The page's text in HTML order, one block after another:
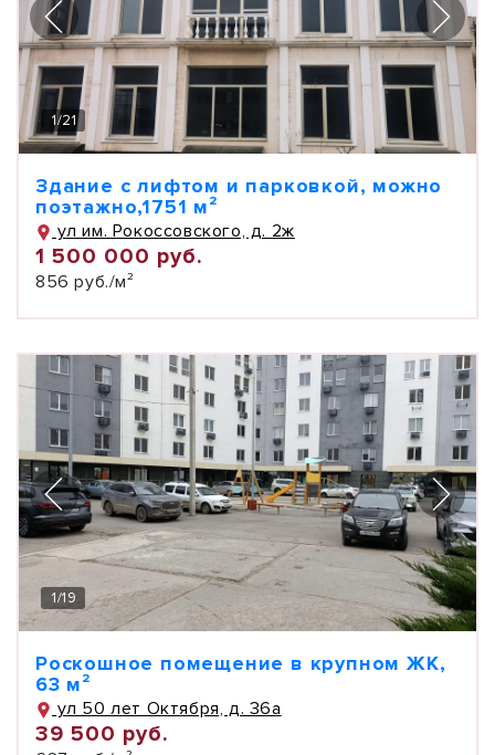
1/21
Здание с лифтом и парковкой, можно
поэтажно,1751 м²
ул им. Рокоссовского, д. 2ж
1 500 000 руб.
856 руб./м²
1/19
Роскошное помещение в крупном ЖК,
63 м²
ул 50 лет Октября, д. 36а
39 500 руб.